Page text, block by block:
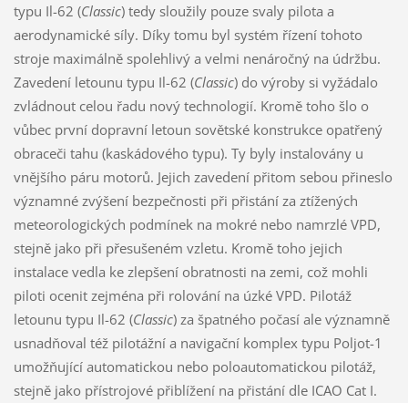
typu Il-62 (Classic) tedy sloužily pouze svaly pilota a
aerodynamické síly. Díky tomu byl systém řízení tohoto
stroje maximálně spolehlivý a velmi nenáročný na údržbu.
Zavedení letounu typu Il-62 (Classic) do výroby si vyžádalo
zvládnout celou řadu nový technologií. Kromě toho šlo o
vůbec první dopravní letoun sovětské konstrukce opatřený
obraceči tahu (kaskádového typu). Ty byly instalovány u
vnějšího páru motorů. Jejich zavedení přitom sebou přineslo
významné zvýšení bezpečnosti při přistání za ztížených
meteorologických podmínek na mokré nebo namrzlé VPD,
stejně jako při přesušeném vzletu. Kromě toho jejich
instalace vedla ke zlepšení obratnosti na zemi, což mohli
piloti ocenit zejména při rolování na úzké VPD. Pilotáž
letounu typu Il-62 (Classic) za špatného počasí ale významně
usnadňoval též pilotážní a navigační komplex typu Poljot-1
umožňující automatickou nebo poloautomatickou pilotáž,
stejně jako přístrojové přiblížení na přistání dle ICAO Cat I.